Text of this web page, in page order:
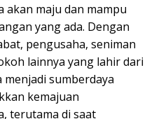
akan maju dan mampu
yang ada. Dengan
pengusaha, seniman
lainnya yang lahir dari
sumberdaya
kemajuan
terutama di saat